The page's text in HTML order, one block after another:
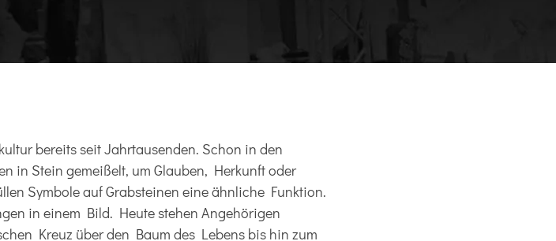
bereits seit Jahrtausenden. Schon in den
in Stein gemeißelt, um Glauben, Herkunft oder
Symbole auf Grabsteinen eine ähnliche Funktion.
in einem Bild. Heute stehen Angehörigen
Kreuz über den Baum des Lebens bis hin zum